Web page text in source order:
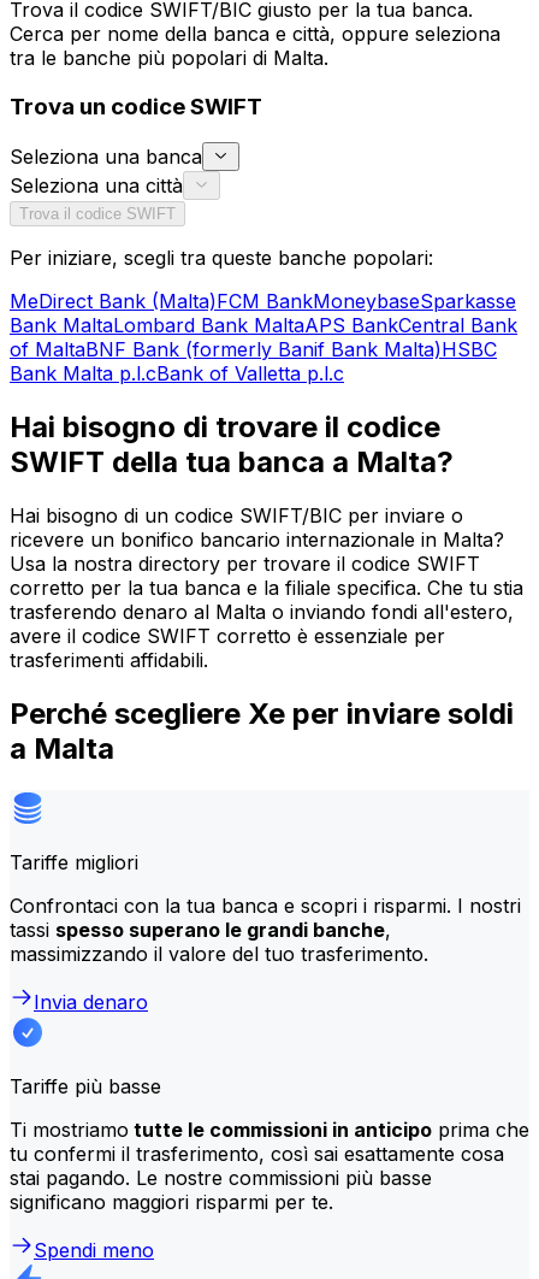
Trova il codice SWIFT/BIC giusto per la tua banca.
Cerca per nome della banca e città, oppure seleziona
tra le banche più popolari di Malta.
Trova un codice SWIFT
Seleziona una banca
Seleziona una città
Trova il codice SWIFT
Per iniziare, scegli tra queste banche popolari:
MeDirect Bank (Malta)FCM BankMoneybaseSparkasse
Bank MaltaLombard Bank MaltaAPS BankCentral Bank
of MaltaBNF Bank (formerly Banif Bank Malta)HSBC
Bank Malta p.l.cBank of Valletta p.l.c
Hai bisogno di trovare il codice
SWIFT della tua banca a Malta?
Hai bisogno di un codice SWIFT/BIC per inviare o
ricevere un bonifico bancario internazionale in Malta?
Usa la nostra directory per trovare il codice SWIFT
corretto per la tua banca e la filiale specifica. Che tu stia
trasferendo denaro al Malta o inviando fondi all'estero,
avere il codice SWIFT corretto è essenziale per
trasferimenti affidabili.
Perché scegliere Xe per inviare soldi
a Malta
Tariffe migliori
Confrontaci con la tua banca e scopri i risparmi. I nostri
tassi spesso superano le grandi banche,
massimizzando il valore del tuo trasferimento.
Invia denaro
Tariffe più basse
Ti mostriamo tutte le commissioni in anticipo prima che
tu confermi il trasferimento, così sai esattamente cosa
stai pagando. Le nostre commissioni più basse
significano maggiori risparmi per te.
Spendi meno